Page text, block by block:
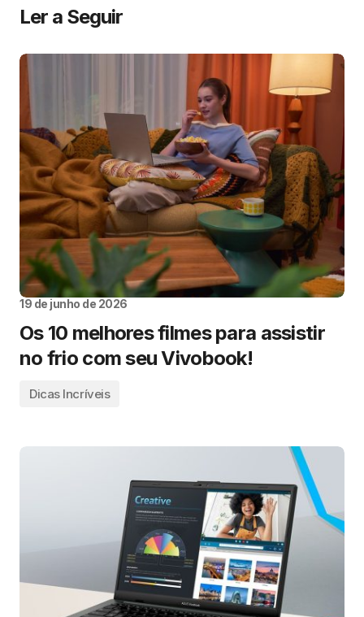
Ler a Seguir
19 de junho de 2026
Os 10 melhores filmes para assistir
no frio com seu Vivobook!
Dicas Incríveis